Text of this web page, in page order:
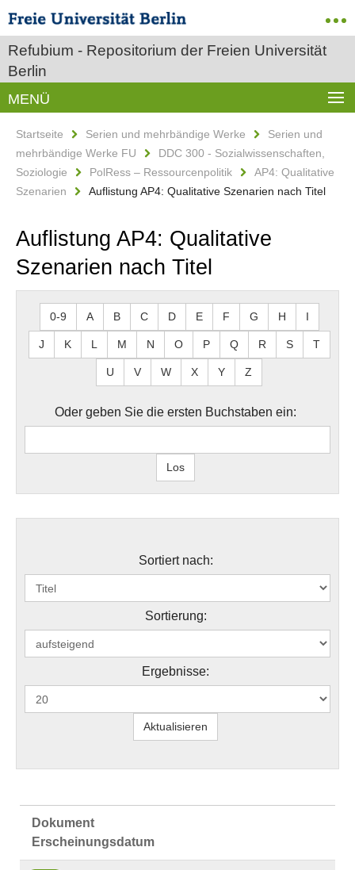
Refubium - Repositorium der Freien Universität
Berlin
MENÜ
Startseite Serien und mehrbändige Werke
Serien und
mehrbändige Werke FU
DDC 300 - Sozialwissenschaften,
Soziologie
PolRess – Ressourcenpolitik
AP4: Qualitative
Szenarien
Auflistung AP4: Qualitative Szenarien nach Titel
Auflistung AP4: Qualitative
Szenarien nach Titel
0-9 A B C D E F G H I
J K L M N O P Q R S T
U V W X Y Z
Oder geben Sie die ersten Buchstaben ein:
Sortiert nach:
Sortierung:
Ergebnisse:
Dokument
Erscheinungsdatum